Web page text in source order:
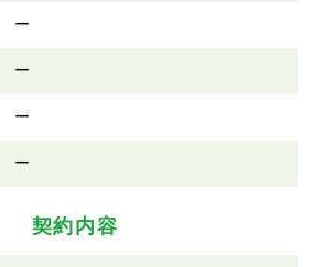
ー
ー
ー
ー
契約内容